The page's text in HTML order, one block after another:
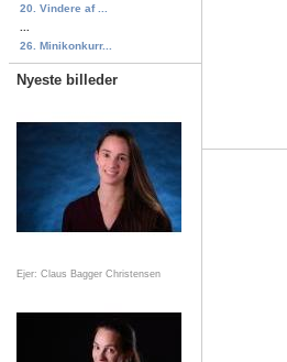
20. Vindere af ...
26. Minikonkurr...
Nyeste billeder
Ejer: Claus Bagger Christensen